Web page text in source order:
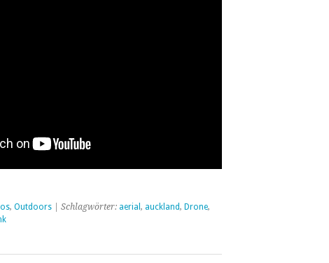
, Outdoors| Schlagwörter: aerial , auckland, Drone,